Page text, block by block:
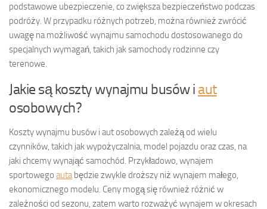
podstawowe ubezpieczenie, co zwiększa bezpieczeństwo podczas
podróży. W przypadku różnych potrzeb, można również zwrócić
uwagę na możliwość wynajmu samochodu dostosowanego do
specjalnych wymagań, takich jak samochody rodzinne czy
terenowe.
Jakie są koszty wynajmu busów i aut
osobowych?
Koszty wynajmu busów i aut osobowych zależą od wielu
czynników, takich jak wypożyczalnia, model pojazdu oraz czas, na
jaki chcemy wynająć samochód. Przykładowo, wynajem
sportowego autabędzie zwykle droższy niż wynajem małego,
ekonomicznego modelu. Ceny mogą się również różnić w
zależności od sezonu, zatem warto rozważyć wynajem w okresach